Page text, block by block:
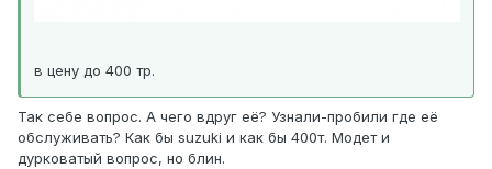
в цену до 400 тр.
Так себе вопрос. А чего вдруг её? Узнали-пробили где её
обслуживать? Как бы suzuki и как бы 400т. Модет и
дурковатый вопрос, но блин.